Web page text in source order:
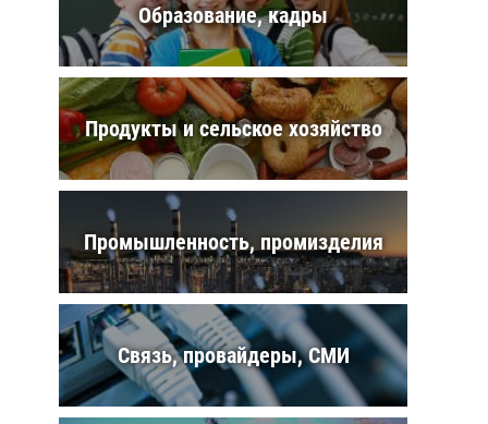
Образование, кадры
Продукты и сельское хозяйство
Промышленность, промизделия
Связь, провайдеры, СМИ